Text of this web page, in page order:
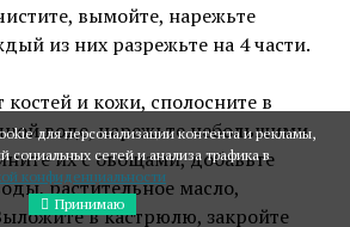
вымойте, нарежьте
из них разрежьте на 4 части.
костей и кожи, сполосните в
воде, нарежьте небольшими
их с овощами, добавьте
растительное масло,
в кастрюлю, закройте
для персонализации контента и рекламы,
социальных сетей и анализа трафика в
конфиденциальности
Принимаю